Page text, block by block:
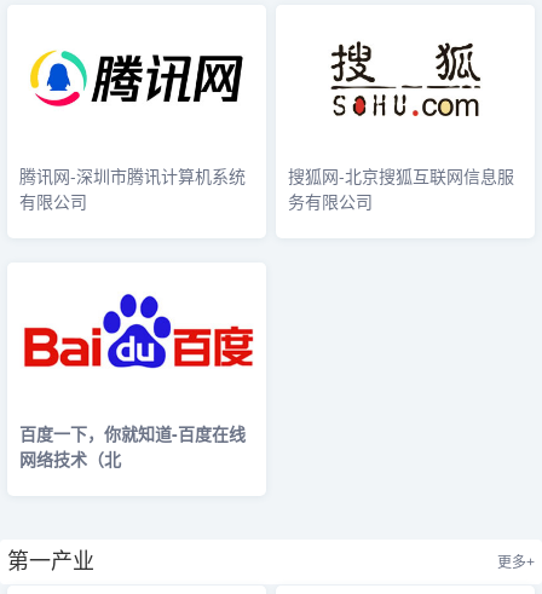
腾讯网-深圳市腾讯计算机系统
有限公司
搜狐网-北京搜狐互联网信息服
务有限公司
百度一下，你就知道-百度在线
网络技术（北
第一产业 更多+